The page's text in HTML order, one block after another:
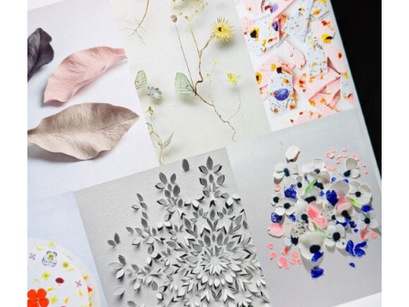
Direction créative
Références
Podcasts
TEDx